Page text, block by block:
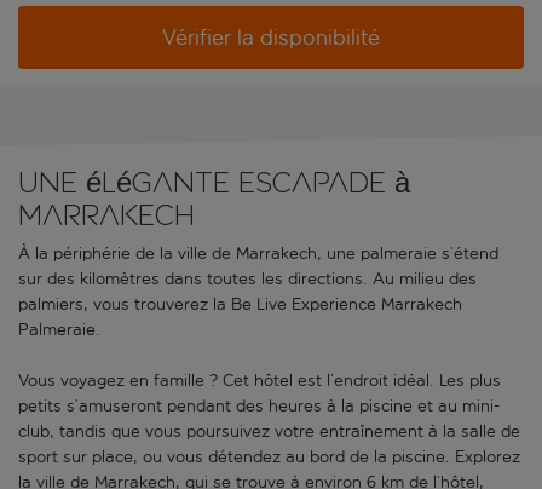
Vérifier la disponibilité
Une élégante escapade à
Marrakech
À la périphérie de la ville de Marrakech, une palmeraie s’étend
sur des kilomètres dans toutes les directions. Au milieu des
palmiers, vous trouverez la Be Live Experience Marrakech
Palmeraie.
Vous voyagez en famille ? Cet hôtel est l’endroit idéal. Les plus
petits s’amuseront pendant des heures à la piscine et au mini-
club, tandis que vous poursuivez votre entraînement à la salle de
sport sur place, ou vous détendez au bord de la piscine. Explorez
la ville de Marrakech, qui se trouve à environ 6 km de l’hôtel,